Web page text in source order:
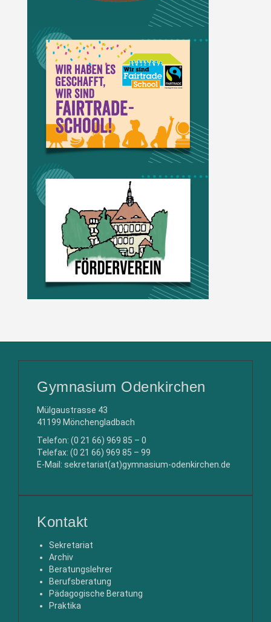
Gymnasium Odenkirchen
Mülgaustrasse 43
41199 Mönchengladbach
Telefon: (0 21 66) 969 85 – 0
Telefax: (0 21 66) 969 85 – 99
E-Mail: sekretariat(at)gymnasium-odenkirchen.de
Kontakt
Sekretariat
Archiv
Beratungslehrer
Berufsberatung
Pädagogische Beratung
Praktika